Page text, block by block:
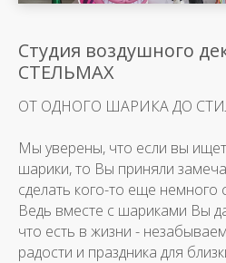
Студия воздушного
СТЕЛЬМАХ
ОТ ОДНОГО ШАРИКА ДО
Мы уверены, что если вы
шарики, то Вы приняли
сделать кого-то еще немного
Ведь вместе с шариками Вы
что есть в жизни -
радости и праздника для